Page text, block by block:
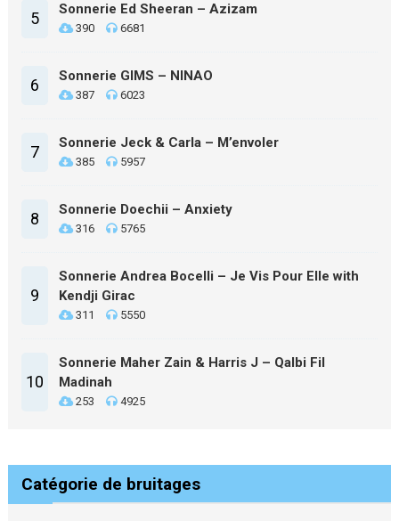
5 Sonnerie Ed Sheeran – Azizam
390 6681
6 Sonnerie GIMS – NINAO
387 6023
7 Sonnerie Jeck & Carla – M’envoler
385 5957
8 Sonnerie Doechii – Anxiety
316 5765
9
Sonnerie Andrea Bocelli – Je Vis Pour Elle with
Kendji Girac
311 5550
10
Sonnerie Maher Zain & Harris J – Qalbi Fil
Madinah
253 4925
Catégorie de bruitages